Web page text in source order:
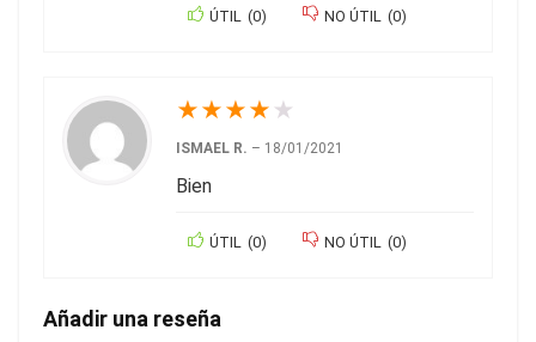
ÚTIL (0) NO ÚTIL (0)
★★★★ ★
ISMAEL R. – 18/01/2021
Bien
ÚTIL (0) NO ÚTIL (0)
Añadir una reseña